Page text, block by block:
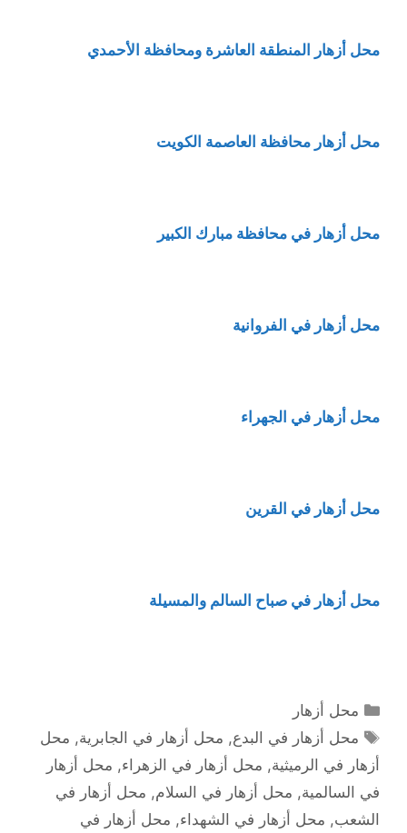
محل أزهار المنطقة العاشرة ومحافظة الأحمدي
محل أزهار محافظة العاصمة الكويت
محل أزهار في محافظة مبارك الكبير
محل أزهار في الفروانية
محل أزهار في الجهراء
محل أزهار في القرين
محل أزهار في صباح السالم والمسيلة
التصنيفات
محل أزهار
الوسوم
محل أزهار في البدع, محل أزهار في الجابرية, محل
أزهار في الرميثية, محل أزهار في الزهراء, محل أزهار
في السالمية, محل أزهار في السلام, محل أزهار في
الشعب, محل أزهار في الشهداء, محل أزهار في